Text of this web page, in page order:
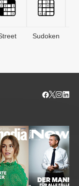
Sudoken